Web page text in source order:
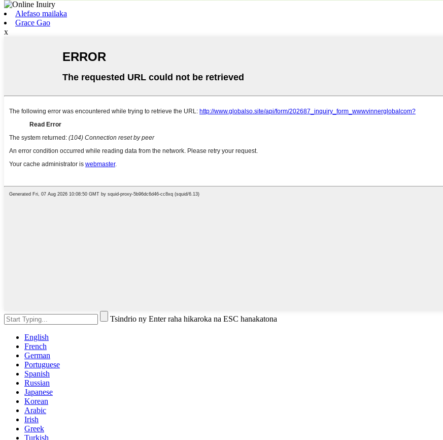
Alefaso mailaka
Grace Gao
x
Tsindrio ny Enter raha hikaroka na ESC hanakatona
English
French
German
Portuguese
Spanish
Russian
Japanese
Korean
Arabic
Irish
Greek
Turkish